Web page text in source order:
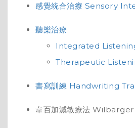
感覺統合治療 Sensory
聽樂治療
Integrated
Therapeutic
書寫訓練 Handwriting
韋百加減敏療法